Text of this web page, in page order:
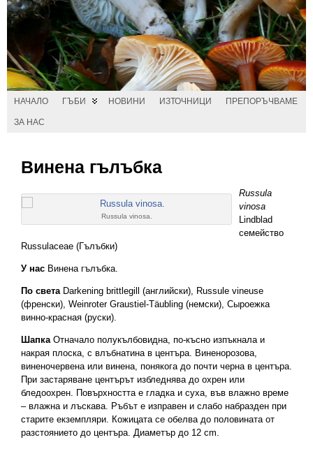
НАЧАЛО ГЪБИ НОВИНИ ИЗТОЧНИЦИ ПРЕПОРЪЧВАМЕ
ЗА НАС
Винена гълъбка
Russula vinosa.
Russula
vinosa
Lindblad
семейство
Russulaceae (Гълъбки)
У нас Винена гълъбка.
По светаDarkening brittlegill (английски), Russule vineuse
(френски), Weinroter Graustiel-Täubling (немски), Сыроежка
винно-красная (руски).
ШапкаОтначало полукълбовидна, по-късно изпъкнала и
накрая плоска, с влъбнатина в центъра. Виненорозова,
виненочервена или винена, понякога до почти черна в центъра.
При застаряване центърът избледнява до охрен или
бледоохрен. Повърхността е гладка и суха, във влажно време
– влажна и лъскава. Ръбът е изправен и слабо набразден при
старите екземпляри. Кожицата се обелва до половината от
разстоянието до центъра. Диаметър до 12 cm.